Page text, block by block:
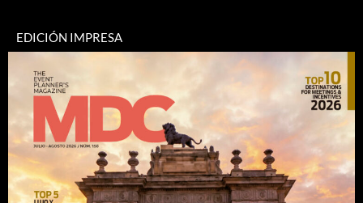
EDICIÓN IMPRESA